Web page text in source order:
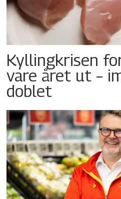
Kyllingkrisen
vare året ut –
doblet